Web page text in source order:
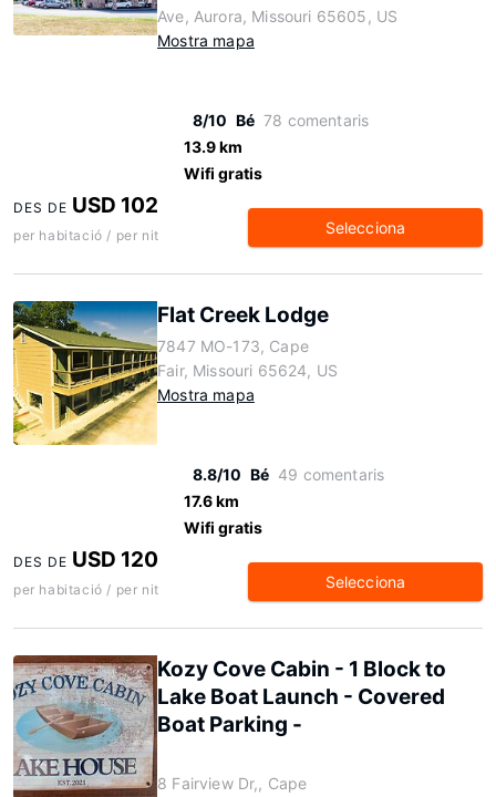
Ave, Aurora, Missouri 65605, US
Mostra mapa
8/10 Bé 78 comentaris
13.9 km
Wifi gratis
DES DE USD 102
per habitació / per nit Selecciona
Flat Creek Lodge
7847 MO-173, Cape
Fair, Missouri 65624, US
Mostra mapa
8.8/10 Bé 49 comentaris
17.6 km
Wifi gratis
DES DE USD 120
per habitació / per nit Selecciona
Kozy Cove Cabin - 1 Block to
Lake Boat Launch - Covered
Boat Parking -
8 Fairview Dr,, Cape